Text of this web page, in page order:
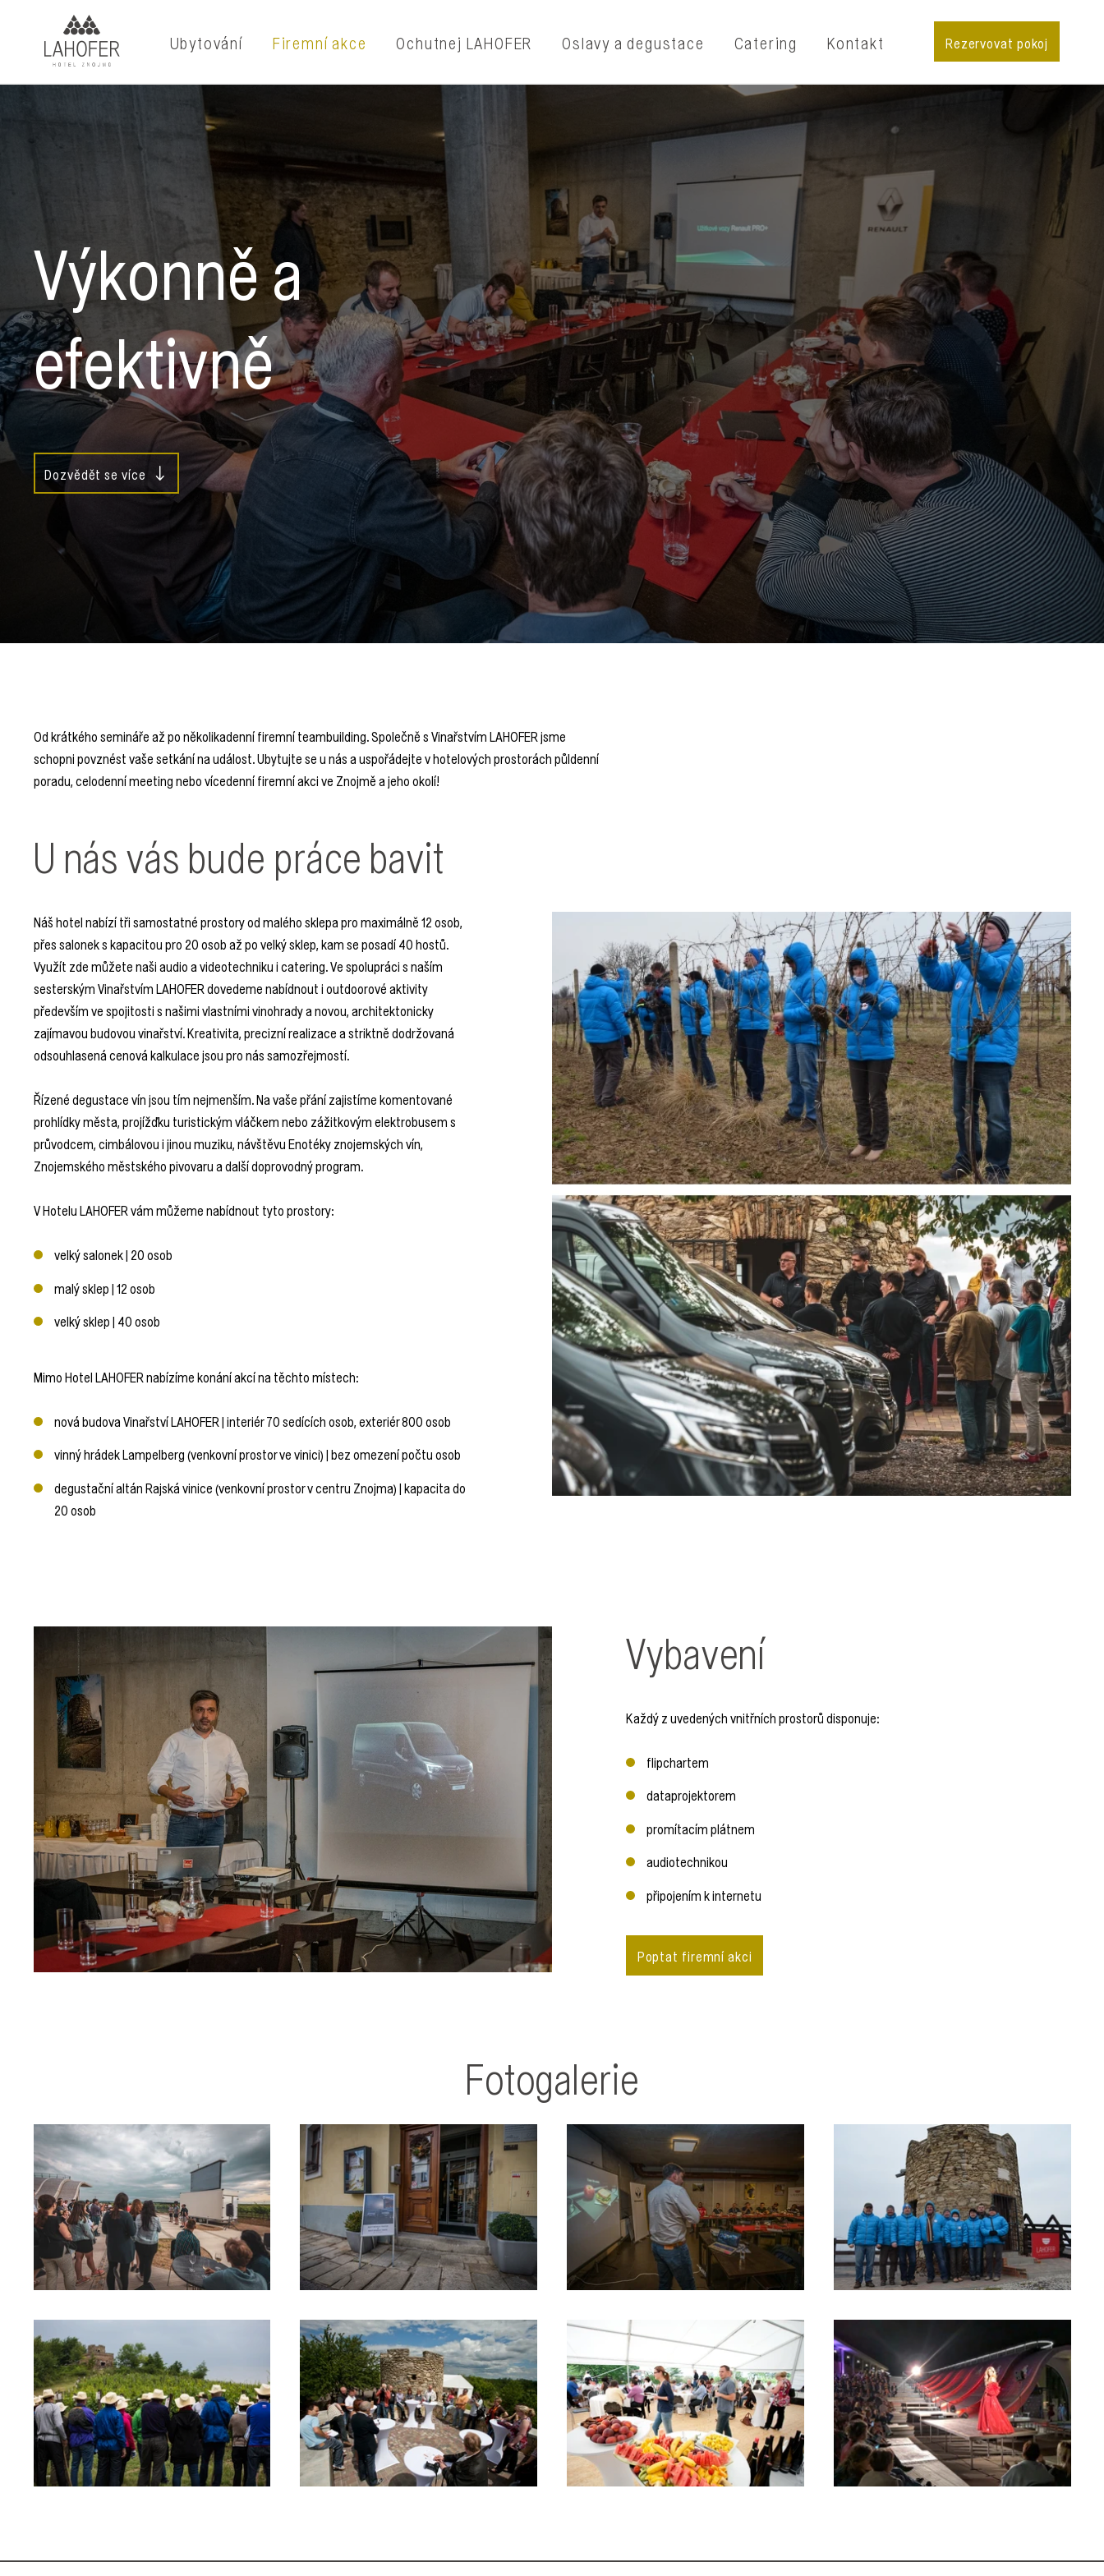
Ubytování Firemní akce Ochutnej LAHOFER Oslavy a degustace Catering Kontakt Rezervovat pokoj
Výkonně a
efektivně
Dozvědět se více
Od krátkého semináře až po několikadenní firemní teambuilding. Společně s Vinařstvím LAHOFER jsme
schopni povznést vaše setkání na událost. Ubytujte se u nás a uspořádejte v hotelových prostorách půldenní
poradu, celodenní meeting nebo vícedenní firemní akci ve Znojmě a jeho okolí!
U nás vás bude práce bavit
Náš hotel nabízí tři samostatné prostory od malého sklepa pro maximálně 12 osob,
přes salonek s kapacitou pro 20 osob až po velký sklep, kam se posadí 40 hostů.
Využít zde můžete naši audio a videotechniku i catering. Ve spolupráci s naším
sesterským Vinařstvím LAHOFER dovedeme nabídnout i outdoorové aktivity
především ve spojitosti s našimi vlastními vinohrady a novou, architektonicky
zajímavou budovou vinařství. Kreativita, precizní realizace a striktně dodržovaná
odsouhlasená cenová kalkulace jsou pro nás samozřejmostí.
Řízené degustace vín jsou tím nejmenším. Na vaše přání zajistíme komentované
prohlídky města, projížďku turistickým vláčkem nebo zážitkovým elektrobusem s
průvodcem, cimbálovou i jinou muziku, návštěvu Enotéky znojemských vín,
Znojemského městského pivovaru a další doprovodný program.
V Hotelu LAHOFER vám můžeme nabídnout tyto prostory:
velký salonek | 20 osob
malý sklep | 12 osob
velký sklep | 40 osob
Mimo Hotel LAHOFER nabízíme konání akcí na těchto místech:
nová budova Vinařství LAHOFER | interiér 70 sedících osob, exteriér 800 osob
vinný hrádek Lampelberg (venkovní prostor ve vinici) | bez omezení počtu osob
degustační altán Rajská vinice (venkovní prostor v centru Znojma) | kapacita do
20 osob
Vybavení
Každý z uvedených vnitřních prostorů disponuje:
flipchartem
dataprojektorem
promítacím plátnem
audiotechnikou
připojením k internetu
Poptat firemní akci
Fotogalerie